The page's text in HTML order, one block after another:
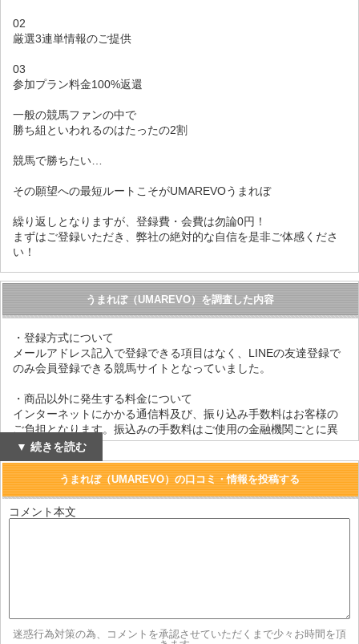
02
厳選3連単情報のご提供
03
参加プラン料金100%返還
一般の競馬ファンの中で
勝ち組といわれるのはたったの2割
競馬で勝ちたい…
その願望への最短ルートこそがUMAREVOうまれぼ
繰り返しとなりますが、登録費・会費は勿論0円！
まずはご登録いただき、弊社の絶対的な自信を是非ご体感くださ
い！
うまれぼ（UMAREVO）を調査した内容
・登録方式について
メールアドレス記入で登録できる項目はなく、LINEの友達登録で
のみ会員登録できる競馬サイトとなっていました。
・商品以外に発生する料金について
インターネットにかかる通信料及び、振り込み手数料はお客様の
ご負担となります。振込みの手数料はご使用の金融機関ごとに異
なります。
・情報の販売価格について
開催中のキャンペーン毎に異なります。
・予想商品の引渡しについて
▼ 続きを読む
うまれぼ（UMAREVO）の口コミ・情報を投稿する
コメント本文
迷惑行為対策の為、コメントを承認させていただくまで少々お時間を頂